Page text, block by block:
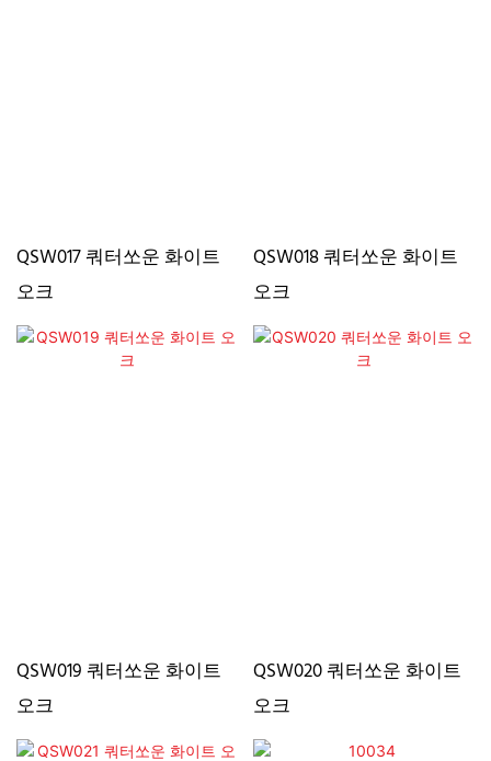
QSW017 쿼터쏘운 화이트
오크
QSW018 쿼터쏘운 화이트
오크
QSW019 쿼터쏘운 화이트
오크
QSW020 쿼터쏘운 화이트
오크